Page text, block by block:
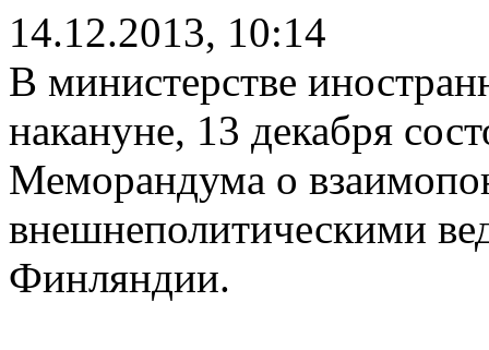
14.12.2013, 10:14
В министерстве
накануне, 13 декабря
Меморандума о
внешнеполитическими
Финляндии.